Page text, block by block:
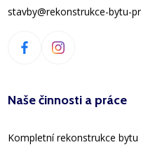
stavby@rekonstrukce-bytu-
Naše činnosti a práce
Kompletní rekonstrukce bytu